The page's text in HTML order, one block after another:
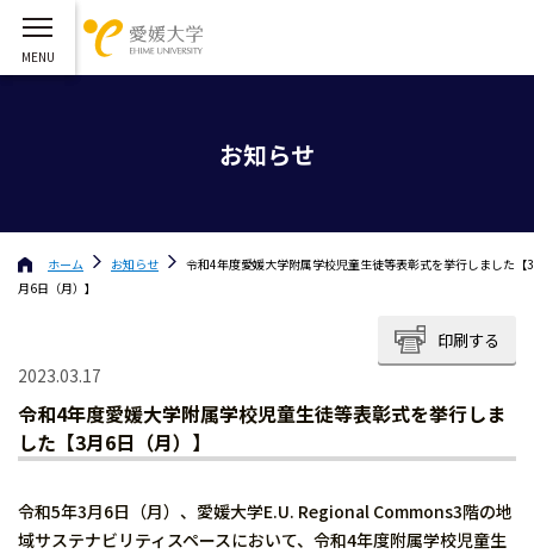
お知らせ
ホーム お知らせ
令和4年度愛媛大学附属学校児童生徒等表彰式を挙行しました【3
月6日（月）】
印刷する
2023.03.17
令和4年度愛媛大学附属学校児童生徒等表彰式を挙行しま
した【3月6日（月）】
令和5年3月6日（月）、愛媛大学E.U. Regional Commons3階の地
域サステナビリティスペースにおいて、令和4年度附属学校児童生